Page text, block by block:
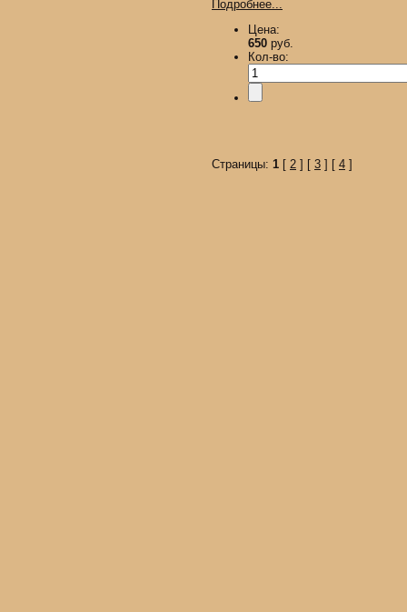
Подробнее...
Цена:
650 руб.
Кол-во:
Страницы: 1 [ 2 ] [ 3 ] [ 4 ]